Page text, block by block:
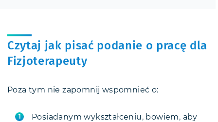
Czytaj jak pisać podanie o pracę dla
Fizjoterapeuty
Poza tym nie zapomnij wspomnieć o:
Posiadanym wykształceniu, bowiem, aby